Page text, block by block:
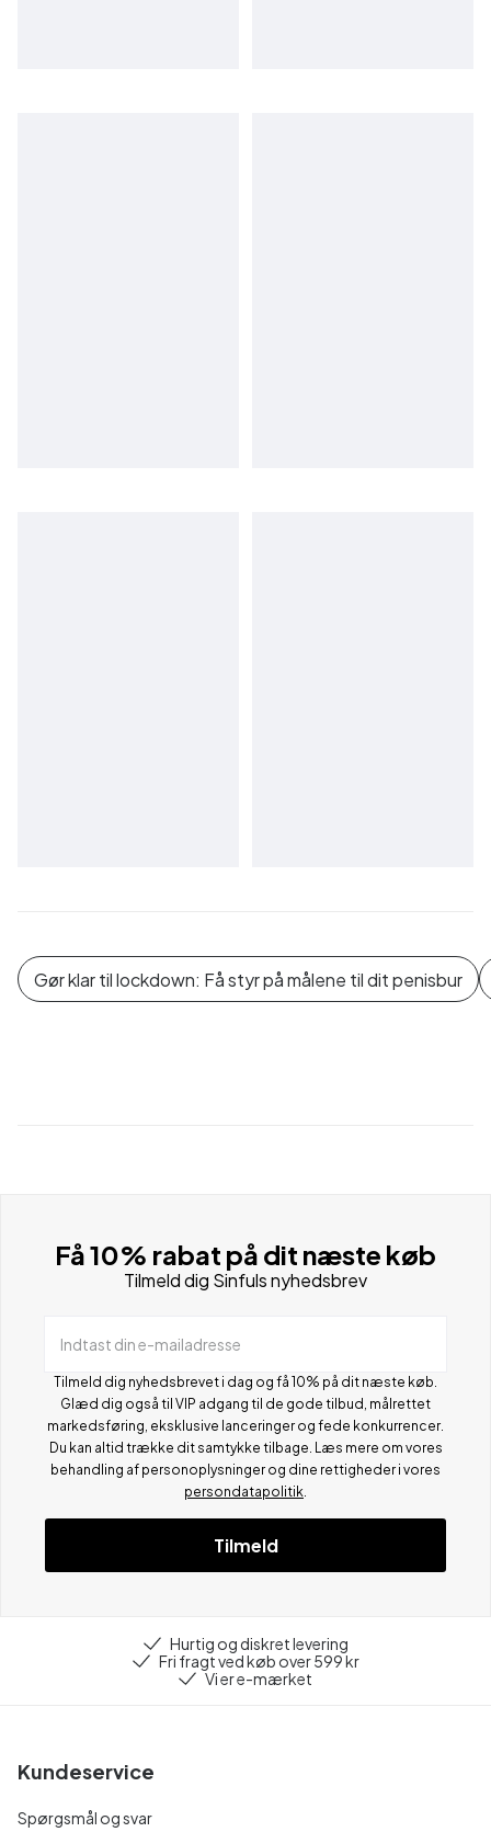
Gør klar til lockdown: Få styr på målene til dit penisbur
Få 10% rabat på dit næste køb
Tilmeld dig Sinfuls nyhedsbrev
Indtast din e-mailadresse
Tilmeld dig nyhedsbrevet i dag og få 10% på dit næste køb.
Glæd dig også til VIP adgang til de gode tilbud, målrettet
markedsføring, eksklusive lanceringer og fede konkurrencer.
Du kan altid trække dit samtykke tilbage. Læs mere om vores
behandling af personoplysninger og dine rettigheder i vores
persondatapolitik.
Tilmeld
Hurtig og diskret levering
Fri fragt ved køb over 599 kr
Vi er e-mærket
Kundeservice
Spørgsmål og svar